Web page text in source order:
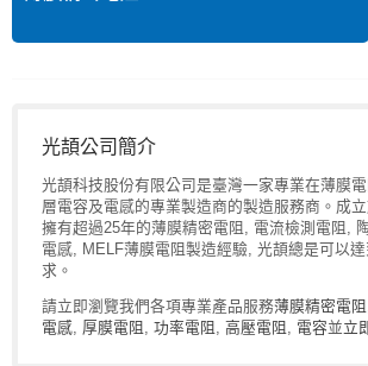
光頡公司簡介
光頡科技股份有限公司是臺灣一家專業在薄膜
層電容及電感的專業製造商的製造服務商。成
擁有超過25年的薄膜精密電阻, 電流檢測電阻,
電感, MELF薄膜電阻製造經驗, 光頡總是可以
求。
請立即瀏覽我們各項專業產品服務薄膜精密電阻
電感, 厚膜電阻 , 功率電阻 , 高壓電阻 , 電容並立